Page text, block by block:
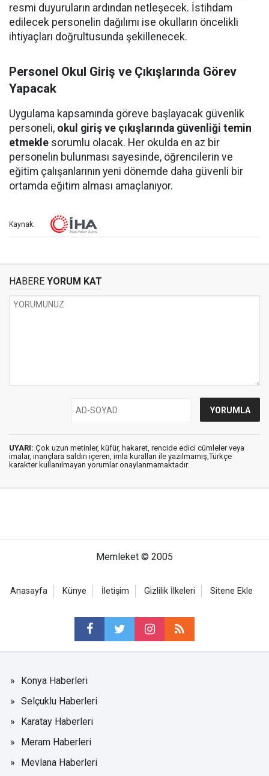
resmi duyuruların ardından netleşecek. İstihdam
edilecek personelin dağılımı ise okulların öncelikli
ihtiyaçları doğrultusunda şekillenecek.
Personel Okul Giriş ve Çıkışlarında Görev
Yapacak
Uygulama kapsamında göreve başlayacak güvenlik
personeli, okul giriş ve çıkışlarında güvenliği temin
etmekle sorumlu olacak. Her okulda en az bir
personelin bulunması sayesinde, öğrencilerin ve
eğitim çalışanlarının yeni dönemde daha güvenli bir
ortamda eğitim alması amaçlanıyor.
Kaynak:
HABERE YORUM KAT
UYARI: Çok uzun metinler, küfür, hakaret, rencide edici cümleler veya
imalar, inançlara saldırı içeren, imla kuralları ile yazılmamış,Türkçe
karakter kullanılmayan yorumlar onaylanmamaktadır.
Memleket © 2005
Anasayfa Künye İletişim Gizlilik İlkeleri Sitene Ekle
Konya Haberleri
Selçuklu Haberleri
Karatay Haberleri
Meram Haberleri
Mevlana Haberleri